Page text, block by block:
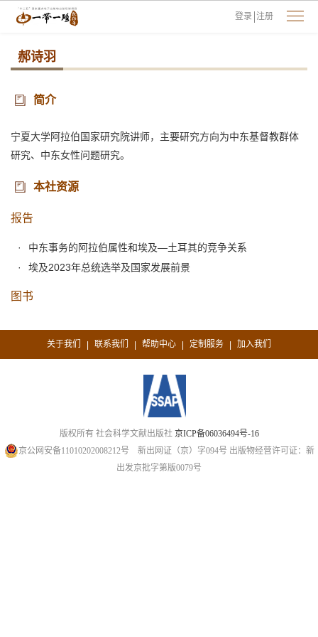
登录 注册
郝诗羽
简介
宁夏大学阿拉伯国家研究院讲师，主要研究方向为中东基督教群体
研究、中东女性问题研究。
本社资源
报告
中东事务的阿拉伯属性和埃及—土耳其的竞争关系
埃及2023年总统选举及国家发展前景
图书
关于我们 | 联系我们 | 帮助中心 | 定制服务 | 加入我们
版权所有 社会科学文献出版社 京ICP备06036494号-16
京公网安备11010202008212号 新出网证（京）字094号 出版物经营许可证：新
出发京批字第版0079号